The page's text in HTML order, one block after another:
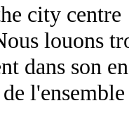
city centre
louons
dans son